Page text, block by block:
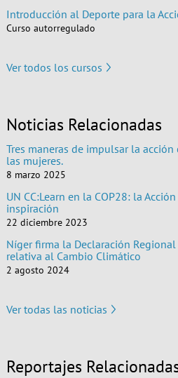
Introducción al Deporte para la
Curso autorregulado
Ver todos los cursos
Noticias Relacionadas
Tres maneras de impulsar la
las mujeres.
8 marzo 2025
UN CC:Learn en la COP28: la
inspiración
22 diciembre 2023
Níger firma la Declaración
relativa al Cambio Climático
2 agosto 2024
Ver todas las noticias
Reportajes